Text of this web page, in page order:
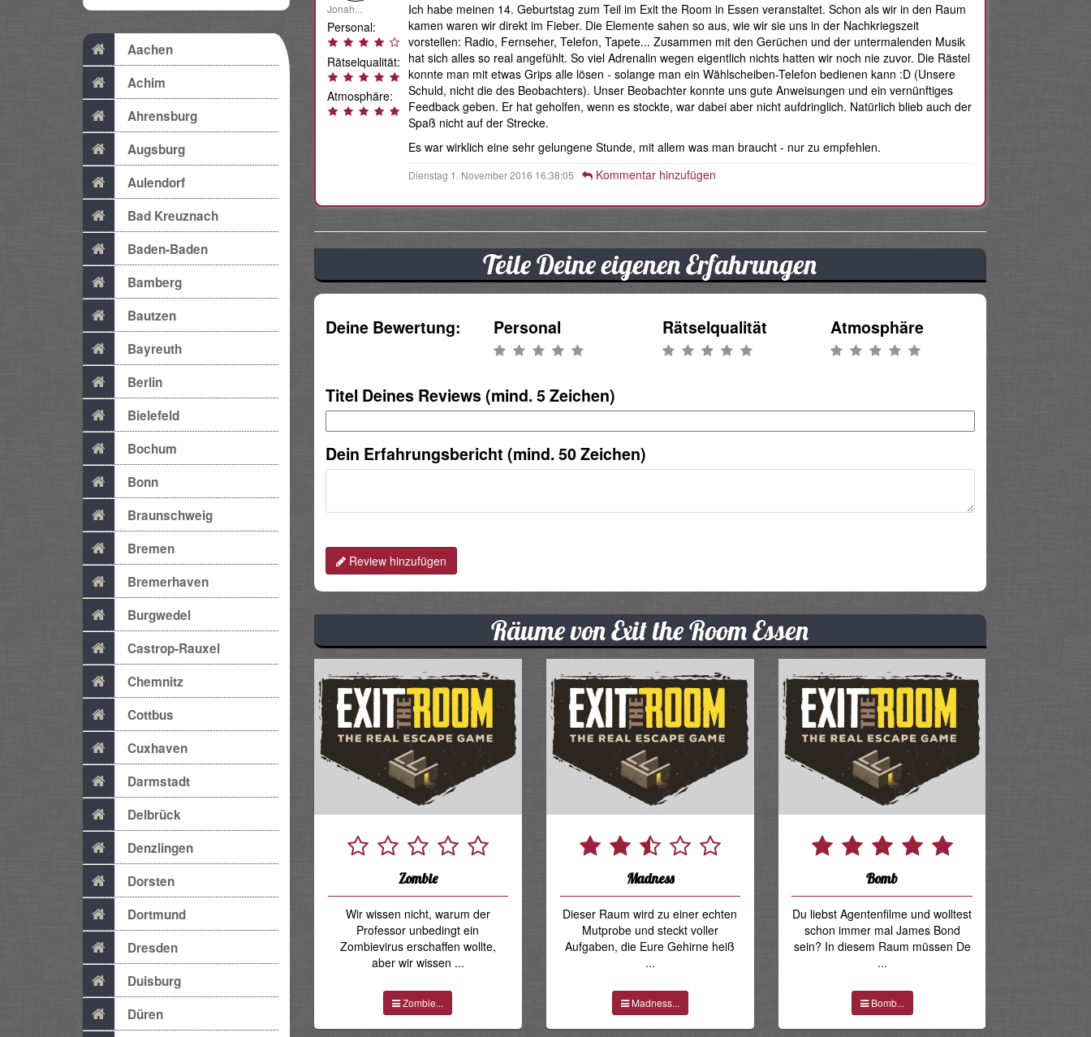
Aachen
Achim
Ahrensburg
Augsburg
Aulendorf
Bad Kreuznach
Baden-Baden
Bamberg
Bautzen
Bayreuth
Berlin
Bielefeld
Bochum
Bonn
Braunschweig
Bremen
Bremerhaven
Burgwedel
Castrop-Rauxel
Chemnitz
Cottbus
Cuxhaven
Darmstadt
Delbrück
Denzlingen
Dorsten
Dortmund
Dresden
Duisburg
Düren
Jonah...
Personal:
Rätselqualität:
Atmosphäre:
Ich habe meinen 14. Geburtstag zum Teil im Exit the Room in Essen veranstaltet. Schon als wir in den Raum
kamen waren wir direkt im Fieber. Die Elemente sahen so aus, wie wir sie uns in der Nachkriegszeit
vorstellen: Radio, Fernseher, Telefon, Tapete... Zusammen mit den Gerüchen und der untermalenden Musik
hat sich alles so real angefühlt. So viel Adrenalin wegen eigentlich nichts hatten wir noch nie zuvor. Die Rästel
konnte man mit etwas Grips alle lösen - solange man ein Wählscheiben-Telefon bedienen kann :D (Unsere
Schuld, nicht die des Beobachters). Unser Beobachter konnte uns gute Anweisungen und ein vernünftiges
Feedback geben. Er hat geholfen, wenn es stockte, war dabei aber nicht aufdringlich. Natürlich blieb auch der
Spaß nicht auf der Strecke.
Es war wirklich eine sehr gelungene Stunde, mit allem was man braucht - nur zu empfehlen.
Dienstag 1. November 2016 16:38:05 Kommentar hinzufügen
Teile Deine eigenen Erfahrungen
Deine Bewertung: Personal Rätselqualität Atmosphäre
Titel Deines Reviews (mind. 5 Zeichen)
Dein Erfahrungsbericht (mind. 50 Zeichen)
Review hinzufügen
Räume von Exit the Room Essen
Zombie
Wir wissen nicht, warum der
Professor unbedingt ein
Zombievirus erschaffen wollte,
aber wir wissen ...
Zombie...
Madness
Dieser Raum wird zu einer echten
Mutprobe und steckt voller
Aufgaben, die Eure Gehirne heiß
...
Madness...
Bomb
Du liebst Agentenfilme und wolltest
schon immer mal James Bond
sein? In diesem Raum müssen De
...
Bomb...